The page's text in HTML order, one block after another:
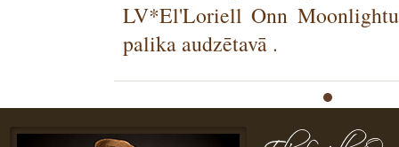
LV*El'Loriell Onn
palika audzētavā .